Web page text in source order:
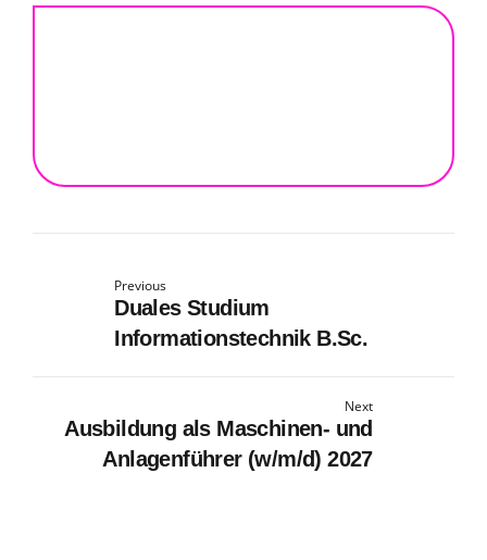
Previous
Duales Studium
Informationstechnik B.Sc.
Next
Ausbildung als Maschinen- und
Anlagenführer (w/m/d) 2027